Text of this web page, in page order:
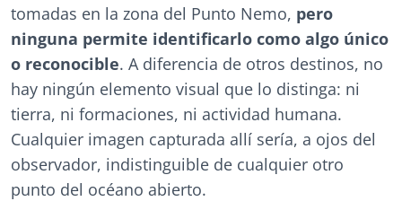
tomadas en la zona del Punto Nemo, pero
ninguna permite identificarlo como algo único
o reconocible. A diferencia de otros destinos, no
hay ningún elemento visual que lo distinga: ni
tierra, ni formaciones, ni actividad humana.
Cualquier imagen capturada allí sería, a ojos del
observador, indistinguible de cualquier otro
punto del océano abierto.